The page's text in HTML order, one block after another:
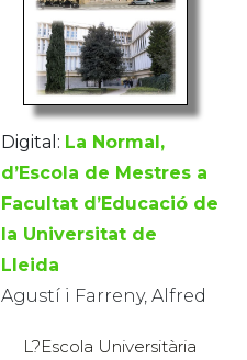
Digital: La Normal,
d’Escola de Mestres a
Facultat d’Educació de
la Universitat de
Lleida
Agustí i Farreny, Alfred
L?Escola Universitària